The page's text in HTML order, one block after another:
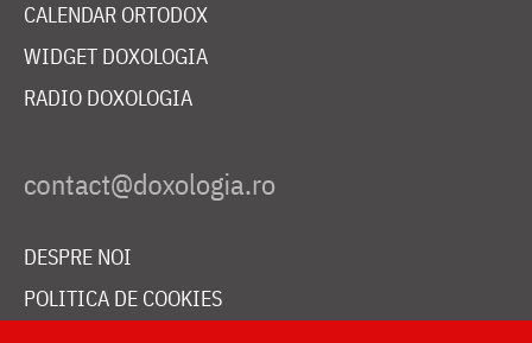
CALENDAR ORTODOX
WIDGET DOXOLOGIA
RADIO DOXOLOGIA
DESPRE NOI
POLITICA DE COOKIES